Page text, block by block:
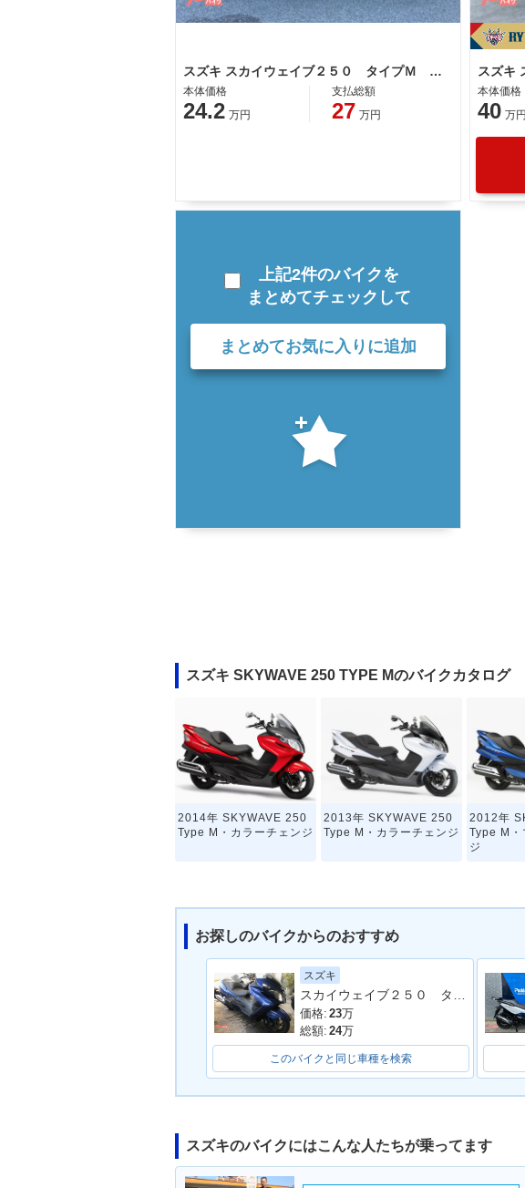
スズキ スカイウェイブ２５０ タイプＭ ＣＪ４５Ａ型 ノーマル ＥＴＣ 整備 保証 自賠責保険
本体価格
24.2 万円
支払総額
27 万円
スズキ
本体価格
40 万円
上記2件のバイクを
まとめてチェックして
まとめてお気に入りに追加
スズキ SKYWAVE 250 TYPE Mのバイクカタログ
2014年 SKYWAVE 250
Type M・カラーチェンジ
2013年 SKYWAVE 250
Type M・カラーチェンジ
2012年
Type M・
ジ
2007年 SKYWAVE 250
Type M 限定車・特別・
限定仕様
2007年 SKYWAVE 250
Type M・新登場
お探しのバイクからのおすすめ
スズキ
価格: 23万
総額: 24万
このバイクと同じ車種を検索
スズキのバイクにはこんな人たちが乗ってます